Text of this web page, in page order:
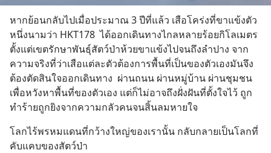
หากย้อนกลับไปเมื่อประมาณ 3 ปีที่แล้ว เสือโคร่งที่ขาแข้งตัว
หนึ่งนามว่า HKT178  ได้ออกเดินทางไกลหลายร้อยกิโลเมตร
ตั้งแต่เขตรักษาพันธุ์สัตว์ป่าห้วยขาแข้งไปจนถึงลำปาง จาก
ความจริงที่ว่าเสือแต่ละตัวต้องการพื้นที่เป็นของตัวเองมันจึง
ต้องตัดสินใจออกเดินทาง  ผ่านถนน ผ่านหมู่บ้าน ผ่านชุมชน
เพื่อหวังหาพื้นที่ของตัวเอง แต่ก็ไม่อาจถึงฝั่งฝันที่ตั้งใจไว้ ถูก
ทำร้ายถูกยิงจากความกลัวคนจนสิ้นลมหายใจ
โลกไร้พรหมแดนที่กว้างใหญ่ของเรานั้น กลับกลายเป็นโลกที่
คับแคบของสัตว์ป่า